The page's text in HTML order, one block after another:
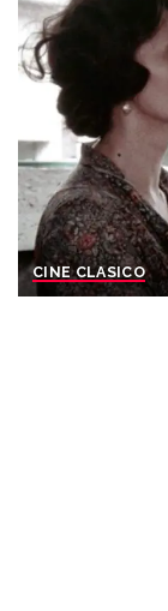
CINE CLASICO